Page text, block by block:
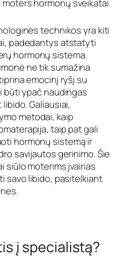
hormonų sveikatai.
technikos yra kiti
padedantys atstatyti
hormonų sistema.
ne tik sumažina
emocinį ryšį su
būti ypač naudingas
Galiausiai,
metodai, kaip
taip pat gali
hormonų sistemą ir
savijautos gerinimo. Šie
siūlo moterims įvairias
savo libido, pasitelkiant
į specialistą?